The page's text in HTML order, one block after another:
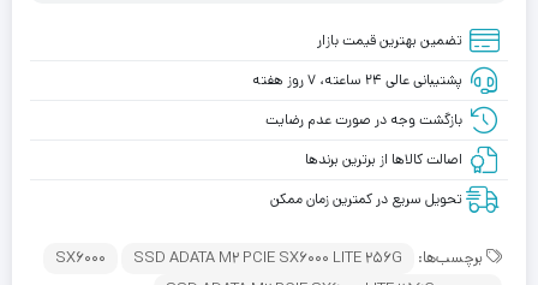
تضمین بهترین قیمت بازار
پشتیبانی عالی ۲۴ ساعته، ۷ روز هفته
بازگشت وجه در صورت عدم رضایت
اصالت کالاها از برترین برندها
تحویل سریع در کمترین زمان ممکن
برچسب‌ها: SSD ADATA M2 PCIE SX6000 LITE 256G
SX6000